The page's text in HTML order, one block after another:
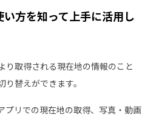
方を知って上手に活用し
り取得される現在地の情報のこと
替えができます。
プリでの現在地の取得、写真・動画